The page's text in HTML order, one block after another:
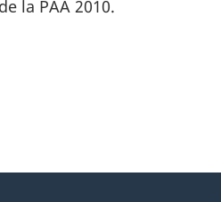
la PAA 2010.